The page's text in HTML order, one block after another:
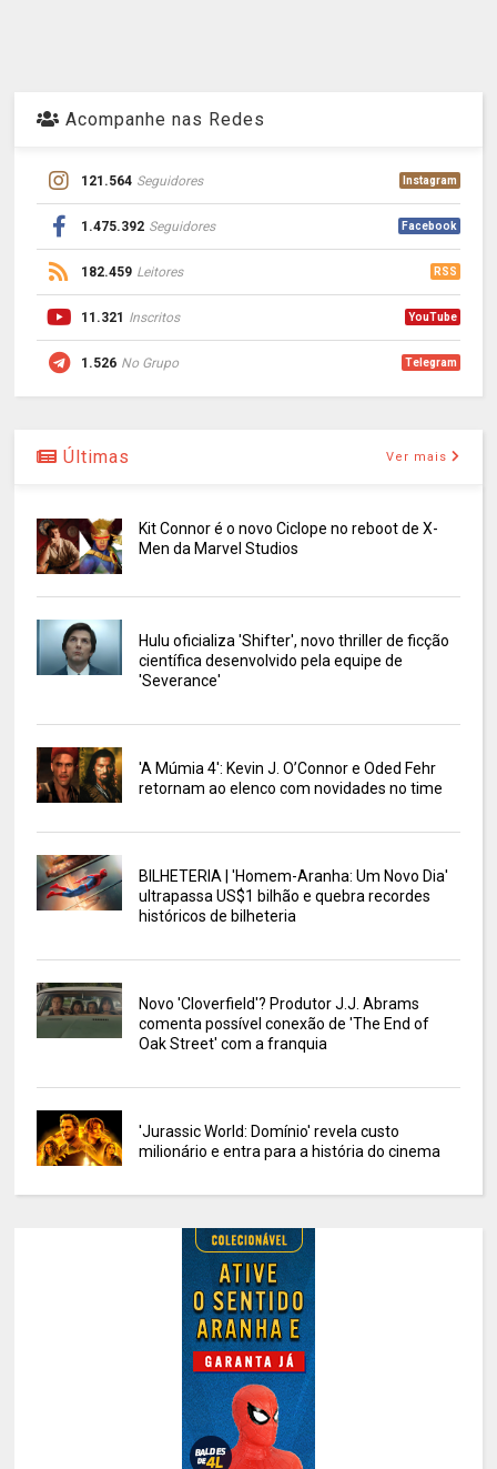
Acompanhe nas Redes
121.564 Seguidores Instagram
1.475.392 Seguidores Facebook
182.459 Leitores RSS
11.321 Inscritos YouTube
1.526 No Grupo Telegram
Últimas Ver mais
Kit Connor é o novo Ciclope no reboot de X-
Men da Marvel Studios
Hulu oficializa 'Shifter', novo thriller de ficção
científica desenvolvido pela equipe de
'Severance'
'A Múmia 4': Kevin J. O’Connor e Oded Fehr
retornam ao elenco com novidades no time
BILHETERIA | 'Homem-Aranha: Um Novo Dia'
ultrapassa US$1 bilhão e quebra recordes
históricos de bilheteria
Novo 'Cloverfield'? Produtor J.J. Abrams
comenta possível conexão de 'The End of
Oak Street' com a franquia
'Jurassic World: Domínio' revela custo
milionário e entra para a história do cinema